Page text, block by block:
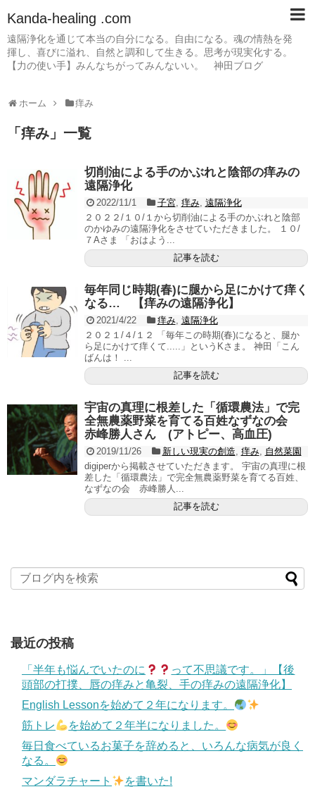
Kanda-healing .com
遠隔浄化を通じて本当の自分になる。自由になる。魂の情熱を発
揮し、喜びに溢れ、自然と調和して生きる。思考が現実化する。
【力の使い手】みんなちがってみんないい。 神田ブログ
ホーム 痒み
「 痒み 」 一覧
切削油による手のかぶれと陰部の痒みの
遠隔浄化
2022/11/1 子宮, 痒み, 遠隔浄化
２０２２/１０/１から切削油による手のかぶれと陰部
のかゆみの遠隔浄化をさせていただきました。 １０/
７Aさま 「おはよう...
記事を読む
毎年同じ時期(春)に腿から足にかけて痒く
なる… 【痒みの遠隔浄化】
2021/4/22 痒み, 遠隔浄化
２０２１/４/１２ 「毎年この時期(春)になると、腿か
ら足にかけて痒くて.....」というKさま。 神田「こん
ばんは！ ...
記事を読む
宇宙の真理に根差した「循環農法」で完
全無農薬野菜を育てる百姓なずなの会
赤峰勝人さん (アトピー、高血圧)
2019/11/26 新しい現実の創造, 痒み, 自然菜園
digiperから掲載させていただきます。 宇宙の真理に根
差した「循環農法」で完全無農薬野菜を育てる百姓、
なずなの会 赤峰勝人...
記事を読む
最近の投稿
「半年も悩んでいたのに
って不思議です。」【後
頭部の打撲、唇の痒みと亀裂、手の痒みの遠隔浄化】
English Lessonを始めて２年になります。
筋トレ
を始めて２年半になりました。
毎日食べているお菓子を辞めると、いろんな病気が良く
なる。
マンダラチャート
を書いた!